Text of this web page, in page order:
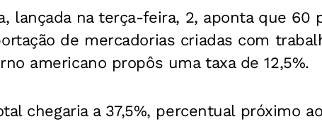
lançada na terça-feira, 2, aponta que 60
de mercadorias criadas com
americano propôs uma taxa de 12,5%.
chegaria a 37,5%, percentual próximo